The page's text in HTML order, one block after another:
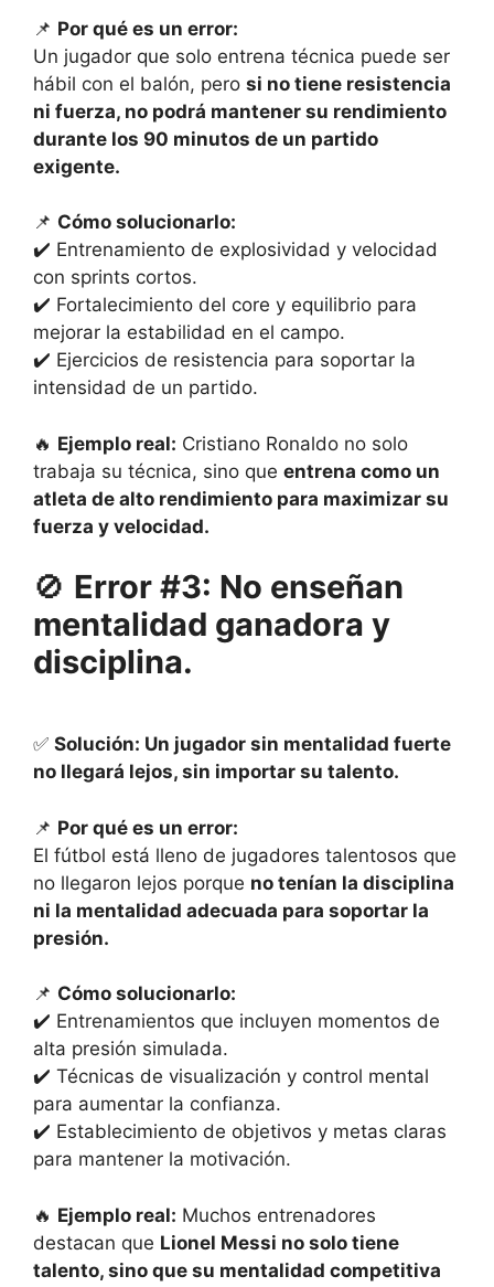
📌 Por qué es un error:
Un jugador que solo entrena técnica puede ser
hábil con el balón, pero si no tiene resistencia
ni fuerza, no podrá mantener su rendimiento
durante los 90 minutos de un partido
exigente.
📌 Cómo solucionarlo:
✔️ Entrenamiento de explosividad y velocidad
con sprints cortos.
✔️ Fortalecimiento del core y equilibrio para
mejorar la estabilidad en el campo.
✔️ Ejercicios de resistencia para soportar la
intensidad de un partido.
🔥 Ejemplo real: Cristiano Ronaldo no solo
trabaja su técnica, sino que entrena como un
atleta de alto rendimiento para maximizar su
fuerza y ​​velocidad.
🚫 Error #3: No enseñan
mentalidad ganadora y
disciplina.
✅ Solución: Un jugador sin mentalidad fuerte
no llegará lejos, sin importar su talento.
📌 Por qué es un error:
El fútbol está lleno de jugadores talentosos que
no llegaron lejos porque no tenían la disciplina
ni la mentalidad adecuada para soportar la
presión.
📌 Cómo solucionarlo:
✔️ Entrenamientos que incluyen momentos de
alta presión simulada.
✔️ Técnicas de visualización y control mental
para aumentar la confianza.
✔️ Establecimiento de objetivos y metas claras
para mantener la motivación.
🔥 Ejemplo real: Muchos entrenadores
destacan que Lionel Messi no solo tiene
talento, sino que su mentalidad competitiva